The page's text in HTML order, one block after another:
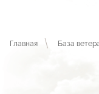
Главная База